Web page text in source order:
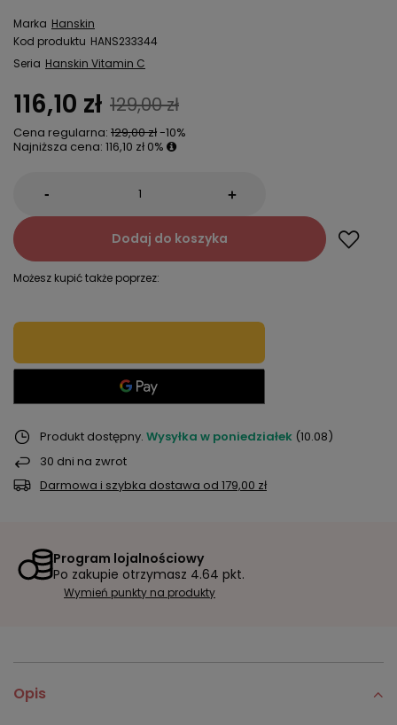
Marka Hanskin
Kod produktu HANS233344
Seria Hanskin Vitamin C
116,10 zł 129,00 zł
Cena regularna: 129,00 zł-10%
Najniższa cena: 116,10 zł 0%
- +
Dodaj do koszyka
Możesz kupić także poprzez:
Produkt dostępny Wysyłka w poniedziałek (10.08)
30 dni na zwrot
Darmowa i szybka dostawa od 179,00 zł
Program lojalnościowy
Po zakupie otrzymasz 4.64 pkt.
Wymień punkty na produkty
Opis